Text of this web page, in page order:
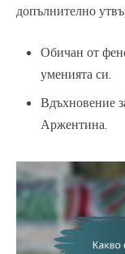
допълнително
Обичан от
уменията си.
Вдъхновение
Аржентина.